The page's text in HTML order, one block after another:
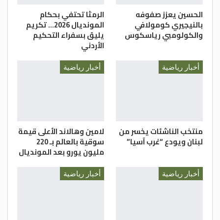
الغد
الحسين يعزز صفوفه
بالنيجيري كومولافي
والكولومبي رياسكوس
الرمثا تحتفي بحكام
المونديال 2026… تكريم
يليق بسفراء التحكيم
الأردني
أخبار رياضية
منتخب الناشئات يخسر من
لبنان ويودع “غرب آسيا”
أخبار رياضية
لامين وهالاند الأعلى قيمة
سوقية بالعالم بـ 220
مليون يورو بعد المونديال
أخبار رياضية أخبار رياضية